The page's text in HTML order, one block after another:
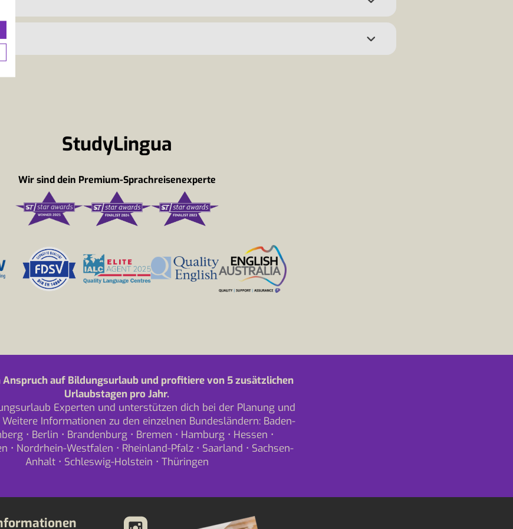
StudyLingua
Wir sind dein Premium-Sprachreisenexperte
Anspruch auf Bildungsurlaub und profitiere von 5 zusätzlichen
Urlaubstagen pro Jahr.
Experten und unterstützen dich bei der Planung und
Weitere Informationen zu den einzelnen Bundesländern: Baden-
• Berlin • Brandenburg• Bremen • Hamburg• Hessen •
• Nordrhein-Westfalen • Rheinland-Pfalz • Saarland • Sachsen-
Anhalt• Schleswig-Holstein • Thüringen